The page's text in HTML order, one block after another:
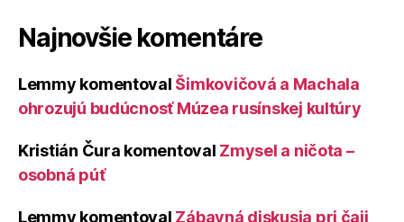
Najnovšie komentáre
Lemmy komentoval Šimkovičová a Machala
ohrozujú budúcnosť Múzea rusínskej kultúry
Kristián Čura komentoval Zmysel a ničota –
osobná púť
Lemmy komentoval Zábavná diskusia pri čaji